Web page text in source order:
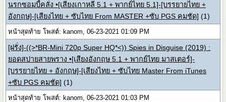
นรกซอมบี้คลั่ง •[เสียงเกาหลี 5.1 + พากย์ไทย 5.1]-[บรรยายไทย +
อังกฤษ]-[เสียงไทย + ซับไทย From MASTER +ซับ PGS คมชัด] (1)
หน้าสุดท้าย โพสต์: kanom, 06-23-2021 01:09 PM
[ฝรั่ง]-((>*BR-Mini 720p Super HQ*<)) Spies in Disguise (2019) :
ยอดสปายสายพราง •[เสียงอังกฤษ 5.1 + พากย์ไทย มาสเตอร์]-
[บรรยายไทย + อังกฤษ]-[เสียงไทย + ซับไทย Master From iTunes
+ซับ PGS คมชัด] (1)
หน้าสุดท้าย โพสต์: kanom, 06-23-2021 01:03 PM